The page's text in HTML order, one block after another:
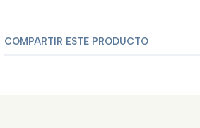
COMPARTIR ESTE PRODUCTO